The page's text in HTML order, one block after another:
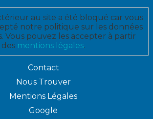
au site a été bloqué car vous
notre politique sur les données
Vous pouvez les accepter à partir
des mentions légales.
Contact
Nous Trouver
Mentions Légales
Google